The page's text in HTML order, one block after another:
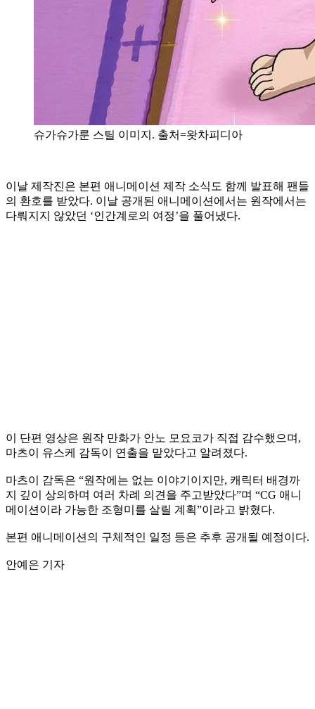
슈가슈가룬 스틸 이미지. 출처=왓차피디아
이날 제작진은 본편 애니메이션 제작 소식도 함께 발표해 팬들
의 환호를 받았다. 이날 공개된 애니메이션에서는 원작에서는
다뤄지지 않았던 ‘인간계로의 여정’을 풀어냈다.
이 단편 영상은 원작 만화가 안노 모요코가 직접 감수했으며,
마츠이 유스케 감독이 연출을 맡았다고 알려졌다.
마츠이 감독은 “원작에는 없는 이야기이지만, 캐릭터 배경까
지 깊이 상의하며 여러 차례 의견을 주고받았다”며 “CG 애니
메이션이라 가능한 조형미를 살릴 계획”이라고 밝혔다.
본편 애니메이션의 구체적인 일정 등은 추후 공개될 예정이다.
안예은 기자